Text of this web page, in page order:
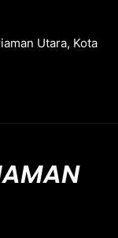
Utara, Kota